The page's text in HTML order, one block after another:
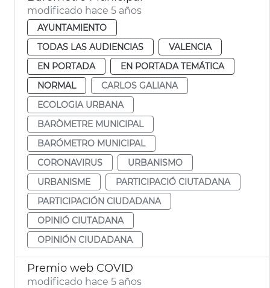
modificado hace 5 años
AYUNTAMIENTO
TODAS LAS AUDIENCIAS
VALENCIA
EN PORTADA
EN PORTADA TEMÁTICA
NORMAL
CARLOS GALIANA
ECOLOGIA URBANA
BARÒMETRE MUNICIPAL
BARÓMETRO MUNICIPAL
CORONAVIRUS
URBANISMO
URBANISME
PARTICIPACIÓ CIUTADANA
PARTICIPACIÓN CIUDADANA
OPINIÓ CIUTADANA
OPINIÓN CIUDADANA
Premio web COVID
modificado hace 5 años